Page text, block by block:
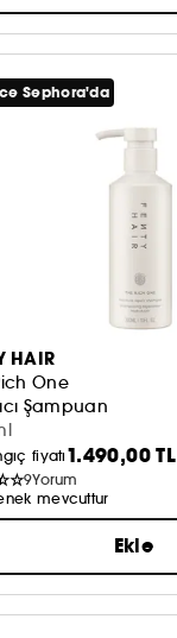
Sephora'da
HAIR
One
Şampuan
fiyatı1.490,00 TL
9Yorum
mevcuttur
Ekle